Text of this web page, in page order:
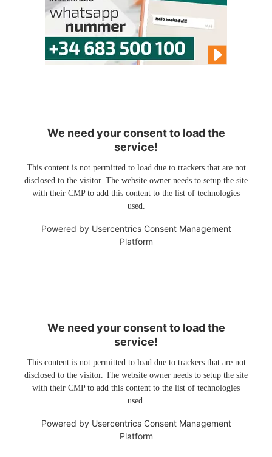
We need your consent to load the
service!
This content is not permitted to load due to trackers that are not
disclosed to the visitor. The website owner needs to setup the site
with their CMP to add this content to the list of technologies
used.
Powered by Usercentrics Consent Management
Platform
We need your consent to load the
service!
This content is not permitted to load due to trackers that are not
disclosed to the visitor. The website owner needs to setup the site
with their CMP to add this content to the list of technologies
used.
Powered by Usercentrics Consent Management
Platform